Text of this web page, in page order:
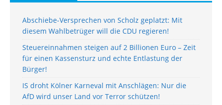
Abschiebe-Versprechen von Scholz geplatzt: Mit
diesem Wahlbetrüger will die CDU regieren!
Steuereinnahmen steigen auf 2 Billionen Euro – Zeit
für einen Kassensturz und echte Entlastung der
Bürger!
IS droht Kölner Karneval mit Anschlägen: Nur die
AfD wird unser Land vor Terror schützen!